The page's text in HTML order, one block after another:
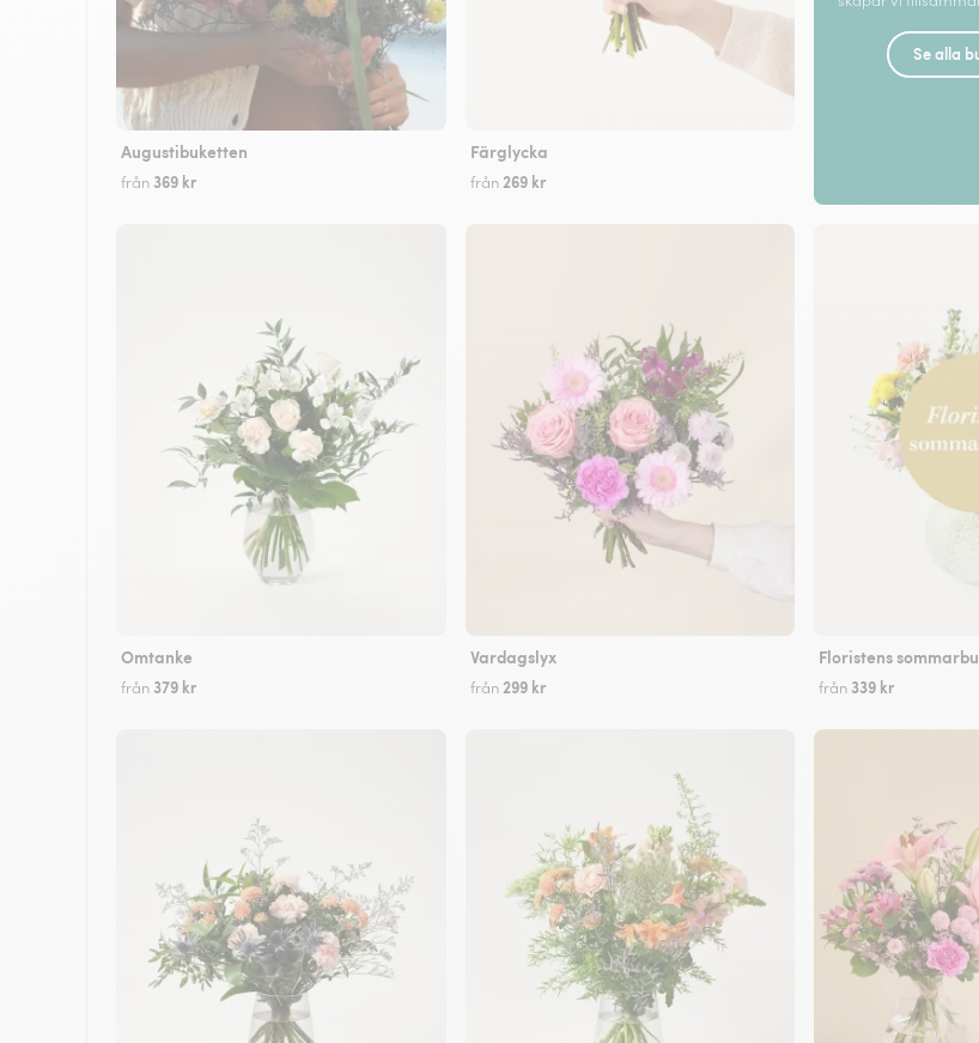
Augustibuketten
från 369 kr
Färglycka
från 269 kr
Se alla
Omtanke
från 379 kr
Vardagslyx
från 299 kr
Floristens
från 339 kr